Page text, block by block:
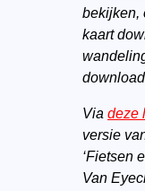
bekijken,
kaart
Via deze
versie
‘Fietsen
Van